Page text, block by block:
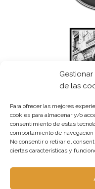
de las
Para ofrecer las mejores
cookies para almacenar y/o
consentimiento de estas
comportamiento de
No consentir o retirar el
ciertas características y